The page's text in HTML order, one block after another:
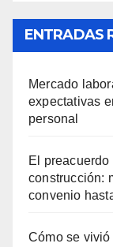
ENTRADAS
Mercado
expectativas
personal
El
construcción:
convenio
Cómo se